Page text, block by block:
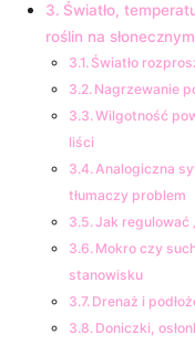
Światło,
roślin na
Światło
Nagrzewanie
Wilgotność
liści
Analogiczna
tłumaczy problem
Jak regulować
Mokro czy
stanowisku
Drenaż i
Doniczki,